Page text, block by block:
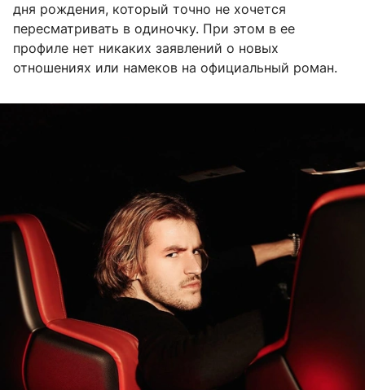
дня рождения, который точно не хочется
пересматривать в одиночку. При этом в ее
профиле нет никаких заявлений о новых
отношениях или намеков на официальный роман.